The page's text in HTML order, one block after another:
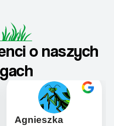
o naszych
Agnieszka